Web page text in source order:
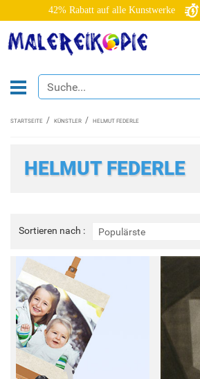
42% Rabatt auf alle Kunstwerke
STARTSEITE KÜNSTLER HELMUT FEDERLE
HELMUT FEDERLE
Sortieren nach : Populärste
Sortieren
nach